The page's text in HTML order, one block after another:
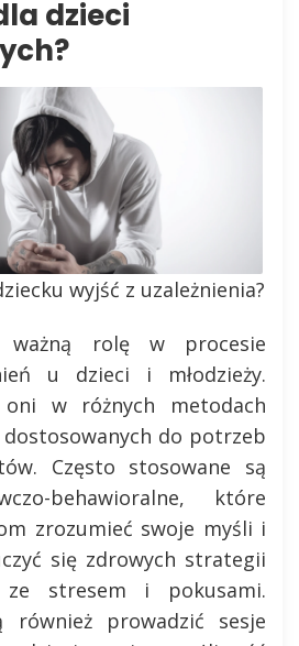
dzieci
wyjść z uzależnienia?
ważną rolę w procesie
u dzieci i młodzieży.
oni w różnych metodach
do potrzeb
Często stosowane są
behawioralne, które
zrozumieć swoje myśli i
się zdrowych strategii
ze stresem i pokusami.
również prowadzić sesje